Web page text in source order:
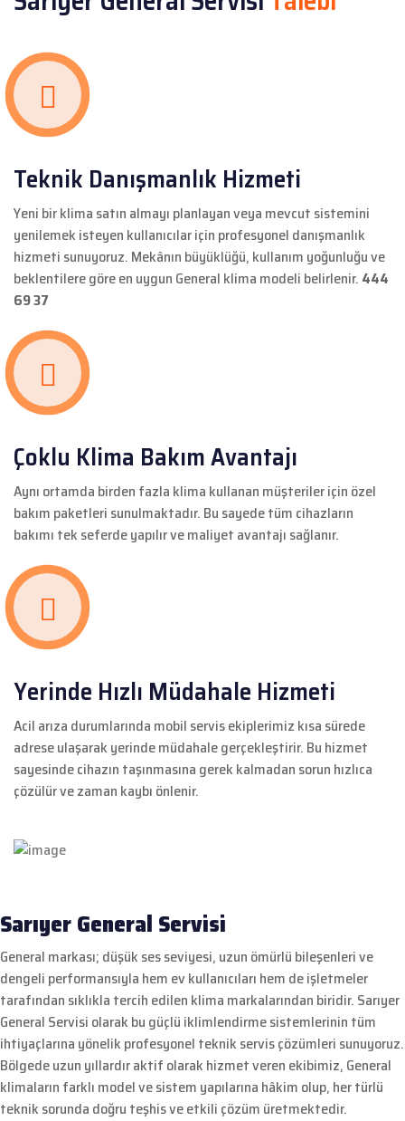
Teknik Danışmanlık Hizmeti
Yeni bir klima satın almayı planlayan veya mevcut sistemini
yenilemek isteyen kullanıcılar için profesyonel danışmanlık
hizmeti sunuyoruz. Mekânın büyüklüğü, kullanım yoğunluğu ve
beklentilere göre en uygun General klima modeli belirlenir. 444
69 37
Çoklu Klima Bakım Avantajı
Aynı ortamda birden fazla klima kullanan müşteriler için özel
bakım paketleri sunulmaktadır. Bu sayede tüm cihazların
bakımı tek seferde yapılır ve maliyet avantajı sağlanır.
Yerinde Hızlı Müdahale Hizmeti
Acil arıza durumlarında mobil servis ekiplerimiz kısa sürede
adrese ulaşarak yerinde müdahale gerçekleştirir. Bu hizmet
sayesinde cihazın taşınmasına gerek kalmadan sorun hızlıca
çözülür ve zaman kaybı önlenir.
Sarıyer General Servisi
General markası; düşük ses seviyesi, uzun ömürlü bileşenleri ve
dengeli performansıyla hem ev kullanıcıları hem de işletmeler
tarafından sıklıkla tercih edilen klima markalarından biridir. Sarıyer
General Servisi olarak bu güçlü iklimlendirme sistemlerinin tüm
ihtiyaçlarına yönelik profesyonel teknik servis çözümleri sunuyoruz.
Bölgede uzun yıllardır aktif olarak hizmet veren ekibimiz, General
klimaların farklı model ve sistem yapılarına hâkim olup, her türlü
teknik sorunda doğru teşhis ve etkili çözüm üretmektedir.